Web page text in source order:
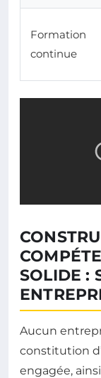
Formation
continue
SOLIDE :
Aucun
constitution
engagée,